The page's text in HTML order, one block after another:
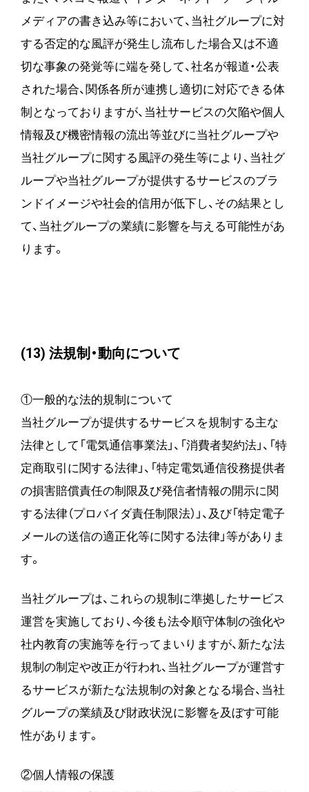
メディアの書き込み等において、当社グループに対
する否定的な風評が発生し流布した場合又は不適
切な事象の発覚等に端を発して、社名が報道・公表
された場合、関係各所が連携し適切に対応できる体
制となっておりますが、当社サービスの欠陥や個人
情報及び機密情報の流出等並びに当社グループや
当社グループに関する風評の発生等により、当社グ
ループや当社グループが提供するサービスのブラ
ンドイメージや社会的信用が低下し、その結果とし
て、当社グループの業績に影響を与える可能性があ
ります。
(13) 法規制・動向について
①一般的な法的規制について
当社グループが提供するサービスを規制する主な
法律として「電気通信事業法」、「消費者契約法」、「特
定商取引に関する法律」、「特定電気通信役務提供者
の損害賠償責任の制限及び発信者情報の開示に関
する法律（プロバイダ責任制限法）」、及び「特定電子
メールの送信の適正化等に関する法律」等がありま
す。
当社グループは、これらの規制に準拠したサービス
運営を実施しており、今後も法令順守体制の強化や
社内教育の実施等を行ってまいりますが、新たな法
規制の制定や改正が行われ、当社グループが運営す
るサービスが新たな法規制の対象となる場合、当社
グループの業績及び財政状況に影響を及ぼす可能
性があります。
②個人情報の保護